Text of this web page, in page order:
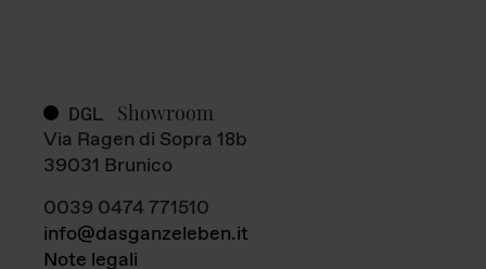
DGL Showroom
Via Ragen di Sopra 18b
39031 Brunico
0039 0474 771510
info@dasganzeleben.it
Note legali